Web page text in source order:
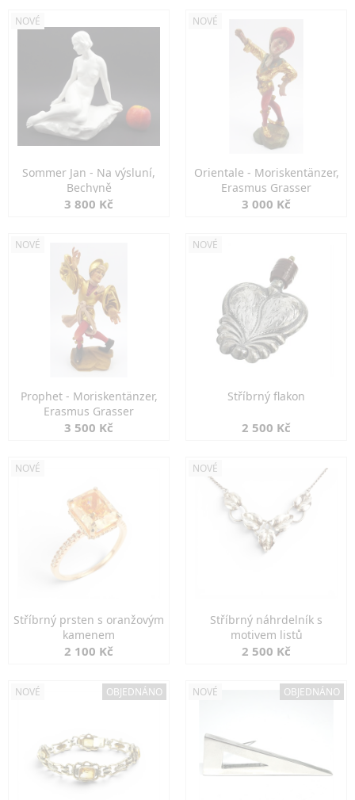
NOVÉ
Sommer Jan - Na výsluní,
Bechyně
3 800 Kč
NOVÉ
Orientale - Moriskentänzer,
Erasmus Grasser
3 000 Kč
NOVÉ
Prophet - Moriskentänzer,
Erasmus Grasser
3 500 Kč
NOVÉ
Stříbrný flakon
2 500 Kč
NOVÉ
Stříbrný prsten s oranžovým
kamenem
2 100 Kč
NOVÉ
Stříbrný náhrdelník s
motivem listů
2 500 Kč
NOVÉ OBJEDNÁNO NOVÉ OBJEDNÁNO